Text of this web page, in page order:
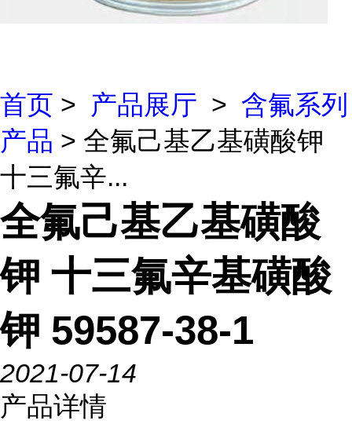
首页 > 产品展厅 > 含氟系列
产品 > 全氟己基乙基磺酸钾
十三氟辛...
全氟己基乙基磺酸
钾 十三氟辛基磺酸
钾 59587-38-1
2021-07-14
产品详情